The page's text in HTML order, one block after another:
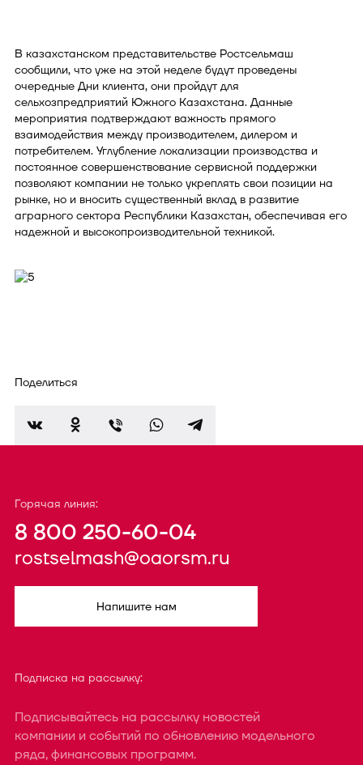
В казахстанском представительстве Ростсельмаш
сообщили, что уже на этой неделе будут проведены
очередные Дни клиента, они пройдут для
сельхозпредприятий Южного Казахстана. Данные
мероприятия подтверждают важность прямого
взаимодействия между производителем, дилером и
потребителем. Углубление локализации производства и
постоянное совершенствование сервисной поддержки
позволяют компании не только укреплять свои позиции на
рынке, но и вносить существенный вклад в развитие
аграрного сектора Республики Казахстан, обеспечивая его
надежной и высокопроизводительной техникой.
Поделиться
Горячая линия:
8 800 250-60-04
rostselmash@oaorsm.ru
Напишите нам
Подписка на рассылку:
Подписывайтесь на рассылку новостей
компании и событий по обновлению модельного
ряда, финансовых программ.